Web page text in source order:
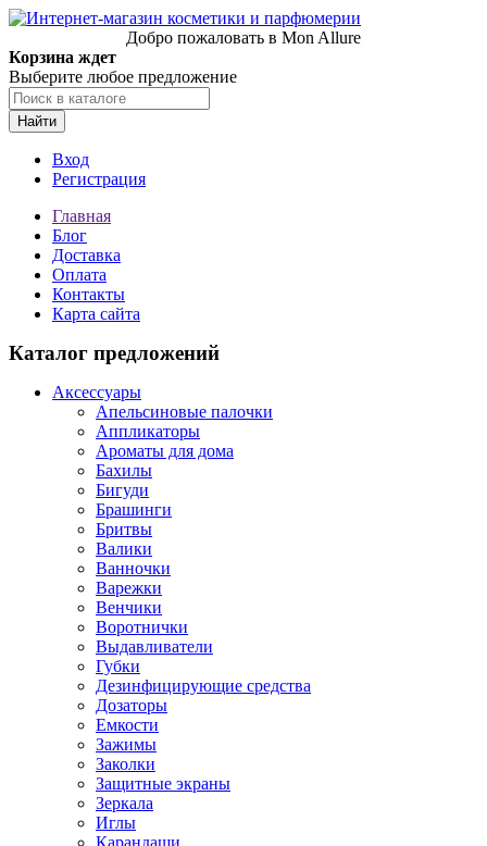
Добро пожаловать в Mon Allure
Корзина ждет
Выберите любое предложение
Найти
Вход
Регистрация
Главная
Блог
Доставка
Оплата
Контакты
Карта сайта
Каталог предложений
Аксессуары
Апельсиновые палочки
Аппликаторы
Ароматы для дома
Бахилы
Бигуди
Брашинги
Бритвы
Валики
Ванночки
Варежки
Венчики
Воротнички
Выдавливатели
Губки
Дезинфицирующие средства
Дозаторы
Емкости
Зажимы
Заколки
Защитные экраны
Зеркала
Иглы
Карандаши